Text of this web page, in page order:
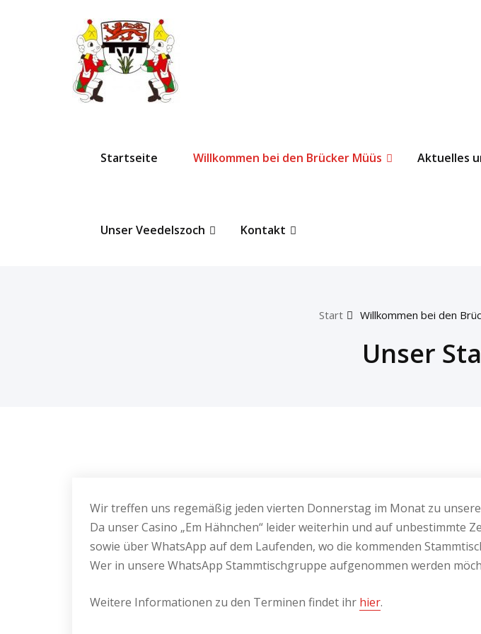
Startseite Willkommen bei den Brücker Müüs Aktuelles
Unser Veedelszoch Kontakt
Start Willkommen bei den
Unser
Wir treffen uns regemäßig jeden vierten Donnerstag im Monat zu
Da unser Casino „Em Hähnchen“ leider weiterhin und auf unbestimmte
sowie über WhatsApp auf dem Laufenden, wo die kommenden
Wer in unsere WhatsApp Stammtischgruppe aufgenommen werden
Weitere Informationen zu den Terminen findet ihr hier.